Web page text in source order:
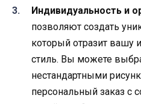
Индивидуальность и
позволяют создать
который отразит вашу
стиль. Вы можете
нестандартными
персональный заказ с